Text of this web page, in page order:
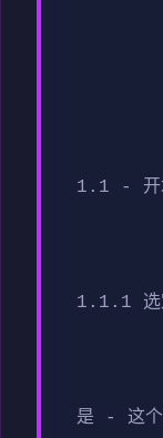
1.1 - 开
1.1.1 选
是 - 这个